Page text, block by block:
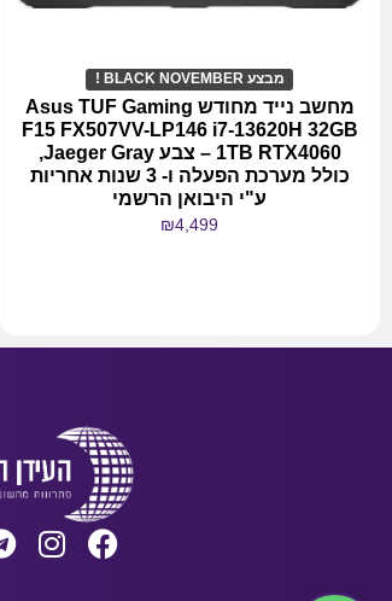
מבצע BLACK NOVEMBER !
מחשב נייד מחודש Asus TUF Gaming
F15 FX507VV-LP146 i7-13620H 32GB
1TB RTX4060 – צבע Jaeger Gray,
כולל מערכת הפעלה ו- 3 שנות אחריות
ע"י היבואן הרשמי
₪4,499